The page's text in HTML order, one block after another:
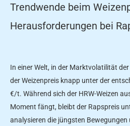
Trendwende beim
Herausforderungen bei
In einer Welt, in der Marktvolatilität
der Weizenpreis knapp unter der
€/t. Während sich der HRW-Weizen
Moment fängt, bleibt der Rapspreis
analysieren die jüngsten Bewegungen